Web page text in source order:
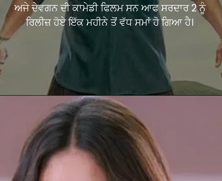
ਅਜੇ ਦੇਵਗਨ ਦੀ ਕਾਮੇਡੀ ਫਿਲਮ ਸਨ ਆਫ ਸਰਦਾਰ 2 ਨੂੰ
ਰਿਲੀਜ਼ ਹੋਏ ਇੱਕ ਮਹੀਨੇ ਤੋਂ ਵੱਧ ਸਮਾਂ ਹੋ ਗਿਆ ਹੈ।